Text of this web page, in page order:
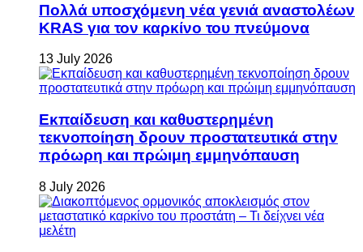
Πολλά υποσχόμενη νέα γενιά αναστολέων
KRAS για τον καρκίνο του πνεύμονα
13 July 2026
Εκπαίδευση και καθυστερημένη
τεκνοποίηση δρουν προστατευτικά στην
πρόωρη και πρώιμη εμμηνόπαυση
8 July 2026